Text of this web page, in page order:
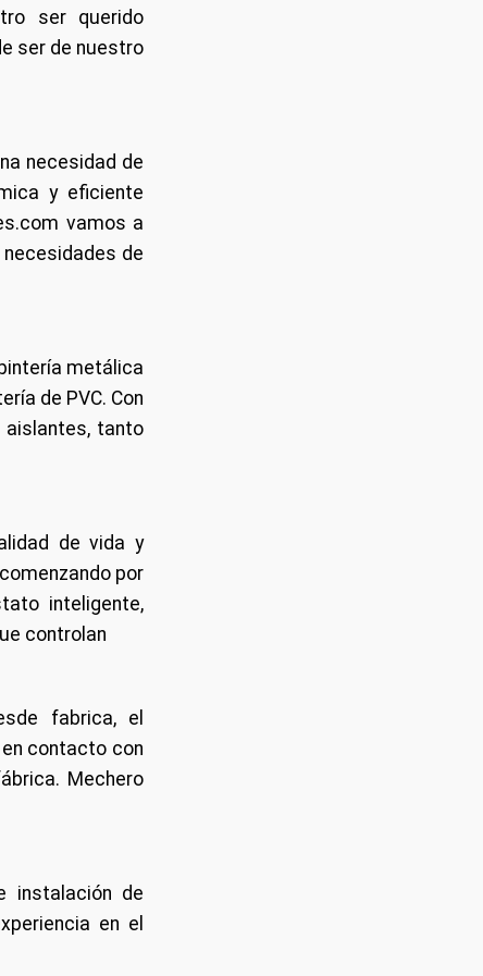
ser querido
ser de nuestro
necesidad de
y eficiente
vamos a
de
metálica
de PVC. Con
tanto
de vida y
por
inteligente,
controlan
fabrica, el
contacto con
Mechero
instalación de
en el